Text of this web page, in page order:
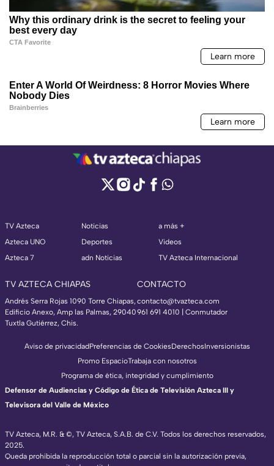
TV Azteca
Azteca UNO
Azteca 7
Noticias
Deportes
adn Noticias
a más +
Videos
TV Azteca Internacional
TV AZTECA CHIAPAS
Andrés Serra Rojas 1090 Torre Chiapas,
Edificio Anexo, Amp las Palmas, 29040
Tuxtla Gutiérrez, Chis.
CONTACTO
contacto@tvazteca.com
961 691 4010 | Conmutador
TV Azteca, M.R. & ©, TV Azteca, S.A.B. de C.V. Todos los derechos reservados,
2025.
Queda prohibida la reproducción total o parcial sin la autorización previa,
Aviso de privacidadPreferencias de CookiesDerechosInversionistas
Promo EspacioTrabaja con nosotros
Programa de ética, integridad y cumplimiento
Defensor de Audiencias y Código de Ética de Televisión Azteca III y
Televisora del Valle de México